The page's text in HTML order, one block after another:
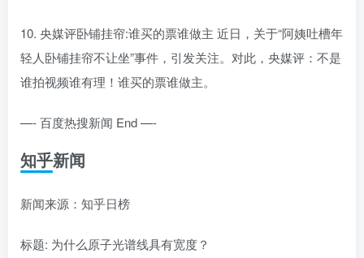
10. 央媒评卧铺挂帘:谁买的票谁做主 近日，关于“阿姨吐槽年
轻人卧铺挂帘不让坐”事件，引发关注。对此，央媒评：不是
谁拍视频谁有理！谁买的票谁做主。
—- 百度热搜新闻 End —-
知乎新闻
新闻来源：知乎日榜
标题: 为什么原子光谱线具有宽度？